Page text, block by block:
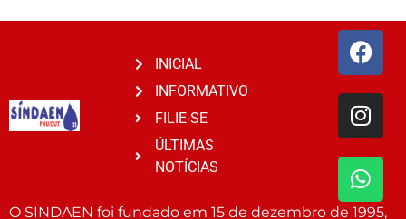
INICIAL
INFORMATIVO
FILIE-SE
ÚLTIMAS
NOTÍCIAS
O SINDAEN foi fundado em 15 de dezembro de 1995,